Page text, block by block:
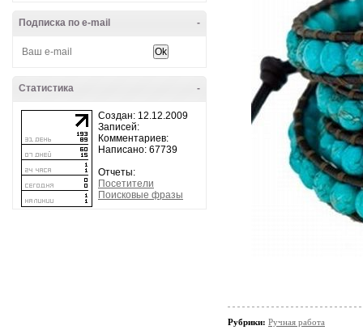
-
Подписка по e-mail
-
Статистика
Создан: 12.12.2009
Записей:
Комментариев:
Написано: 67739
Отчеты:
Посетители
Поисковые фразы
Рубрики: Ручная работа